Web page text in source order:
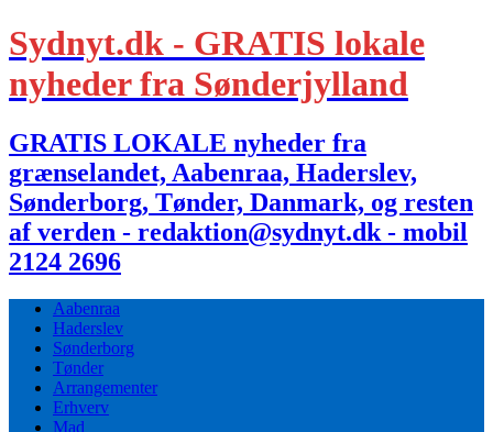
Sydnyt.dk - GRATIS lokale
nyheder fra Sønderjylland
GRATIS LOKALE nyheder fra
grænselandet, Aabenraa, Haderslev,
Sønderborg, Tønder, Danmark, og resten
af verden - redaktion@sydnyt.dk - mobil
2124 2696
Aabenraa
Haderslev
Sønderborg
Tønder
Arrangementer
Erhverv
Mad